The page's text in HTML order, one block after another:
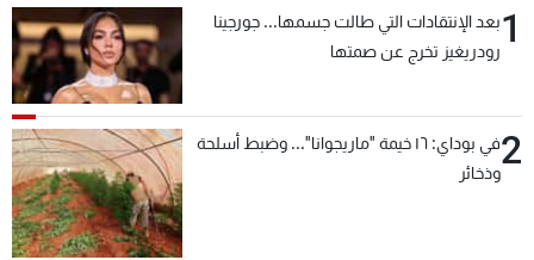
1بعد الإنتقادات التي طالت جسمها... جورجينا
رودريغيز تخرج عن صمتها
2
في بوداي: ١٦ خيمة "ماريجوانا"... وضبط أسلحة
وذخائر